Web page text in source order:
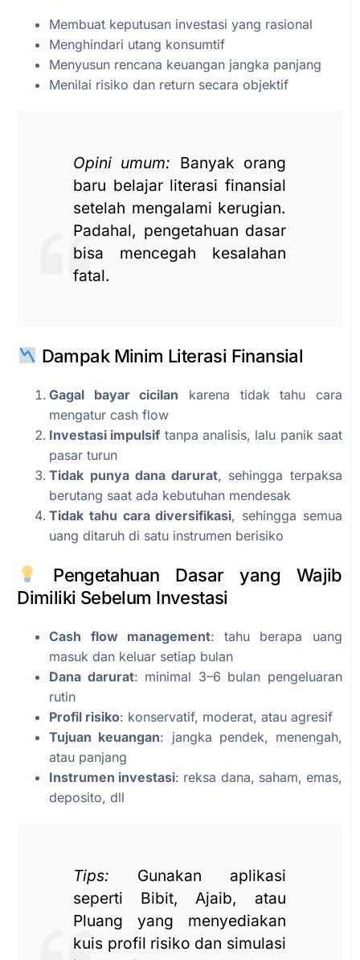
Membuat keputusan investasi yang rasional
Menghindari utang konsumtif
Menyusun rencana keuangan jangka panjang
Menilai risiko dan return secara objektif
Opini umum: Banyak orang
baru belajar literasi finansial
setelah mengalami kerugian.
Padahal, pengetahuan dasar
bisa mencegah kesalahan
fatal.
Dampak Minim Literasi Finansial
Gagal bayar cicilan karena tidak tahu cara
mengatur cash flow
Investasi impulsif tanpa analisis, lalu panik saat
pasar turun
Tidak punya dana darurat, sehingga terpaksa
berutang saat ada kebutuhan mendesak
Tidak tahu cara diversifikasi, sehingga semua
uang ditaruh di satu instrumen berisiko
Pengetahuan Dasar yang Wajib
Dimiliki Sebelum Investasi
Cash flow management: tahu berapa uang
masuk dan keluar setiap bulan
Dana darurat: minimal 3–6 bulan pengeluaran
rutin
Profil risiko: konservatif, moderat, atau agresif
Tujuan keuangan: jangka pendek, menengah,
atau panjang
Instrumen investasi: reksa dana, saham, emas,
deposito, dll
Tips: Gunakan aplikasi
seperti Bibit, Ajaib, atau
Pluang yang menyediakan
kuis profil risiko dan simulasi